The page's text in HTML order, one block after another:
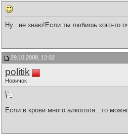
Ну...не знаю!Если ты любишь кого-то
29.10.2008, 12:02
politik
Новичок
Если в крови много алкоголя...то